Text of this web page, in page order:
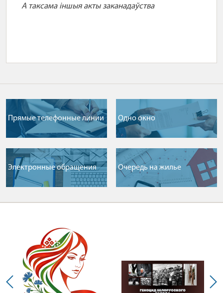
А таксама іншыя акты заканадаўства
Прямые телефонные линии Одно окно
Электронные обращения Очередь на жилье